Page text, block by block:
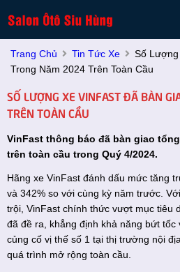
Trang Chủ Tin Tức Xe
Số
Trong Năm 2024 Trên Toàn Cầu
SỐ LƯỢNG XE VINFAST ĐÃ BÀN
TRÊN TOÀN CẦU
VinFast thông báo đã bàn giao
trên toàn cầu trong Quý 4/2024.
Hãng xe VinFast đánh dấu mức tăng
và 342% so với cùng kỳ năm trước.
trội, VinFast chính thức vượt mục tiêu
đã đề ra, khẳng định khả năng bứt tốc
củng cố vị thế số 1 tại thị trường nội
quá trình mở rộng toàn cầu.